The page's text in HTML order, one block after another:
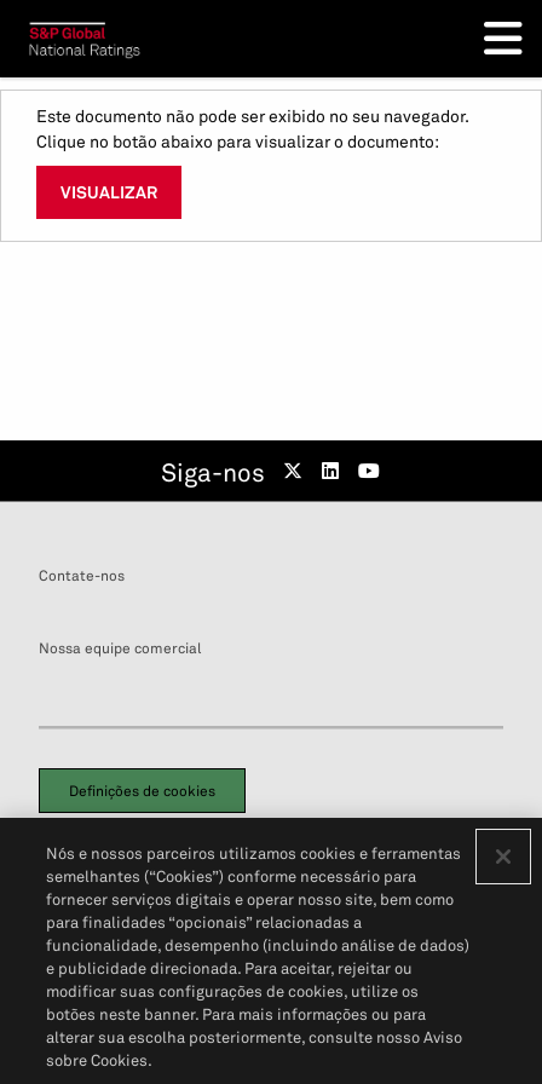
Este documento não pode ser exibido no seu navegador.
Clique no botão abaixo para visualizar o documento:
VISUALIZAR
Siga-nos
Contate-nos
Nossa equipe comercial
Definições de cookies
Política de PrivacidadePortal de privacidade do cliente (em inglês)
Não Venda Minhas Informações Pessoais© 2026 S&P Global
Nós e nossos parceiros utilizamos cookies e ferramentas
semelhantes (“Cookies”) conforme necessário para
fornecer serviços digitais e operar nosso site, bem como
para finalidades “opcionais” relacionadas a
funcionalidade, desempenho (incluindo análise de dados)
e publicidade direcionada. Para aceitar, rejeitar ou
modificar suas configurações de cookies, utilize os
botões neste banner. Para mais informações ou para
alterar sua escolha posteriormente, consulte nosso Aviso
sobre Cookies.